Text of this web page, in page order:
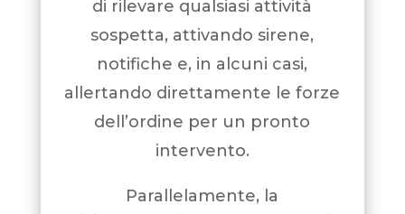
di rilevare qualsiasi attività
sospetta, attivando sirene,
notifiche e, in alcuni casi,
allertando direttamente le forze
dell’ordine per un pronto
intervento.
Parallelamente, la